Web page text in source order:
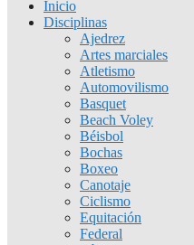
Inicio
Disciplinas
Ajedrez
Artes marciales
Atletismo
Automovilismo
Basquet
Beach Voley
Béisbol
Bochas
Boxeo
Canotaje
Ciclismo
Equitación
Federal